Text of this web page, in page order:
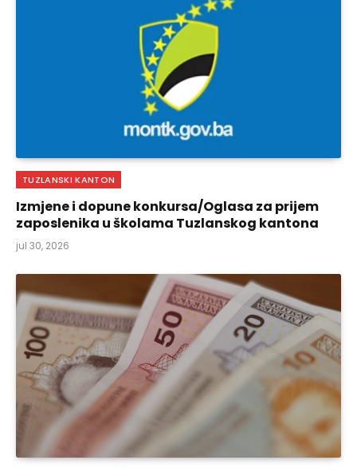
TUZLANSKI KANTON
Izmjene i dopune konkursa/Oglasa za prijem
zaposlenika u školama Tuzlanskog kantona
jul 30, 2026